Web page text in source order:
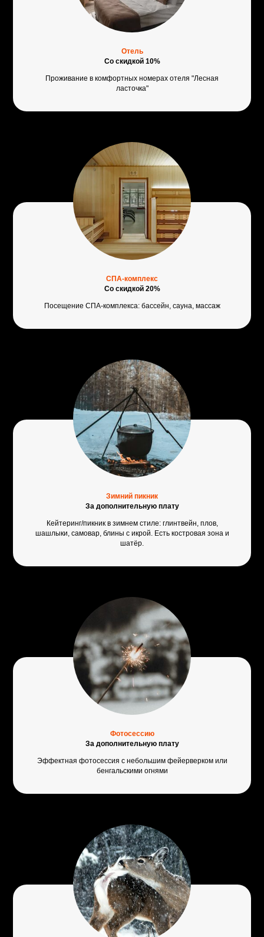
Отель
Со скидкой 10%
Проживание в комфортных номерах отеля "Лесная
ласточка"
СПА-комплекс
Со скидкой 20%
Посещение СПА-комплекса: бассейн, сауна, массаж
Зимний пикник
За дополнительную плату
Кейтеринг/пикник в зимнем стиле: глинтвейн, плов,
шашлыки, самовар, блины с икрой. Есть костровая зона и
шатёр.
Фотосессию
За дополнительную плату
Эффектная фотосессия с небольшим фейерверком или
бенгальскими огнями